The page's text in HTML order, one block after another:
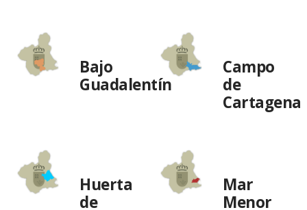
Bajo
Guadalentín
Campo
de
Cartagena
Huerta
de
Mar
Menor